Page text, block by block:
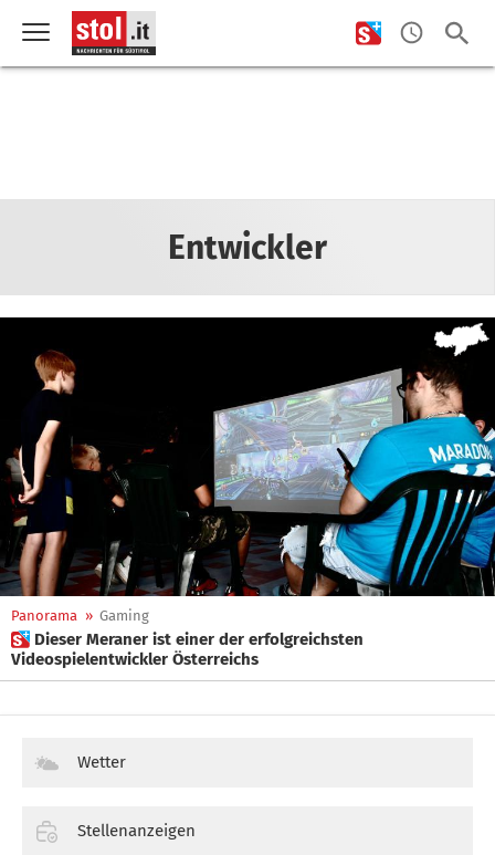
Entwickler
Panorama » Gaming
 Dieser Meraner ist einer der erfolgreichsten
Videospielentwickler Österreichs
Wetter
Stellenanzeigen